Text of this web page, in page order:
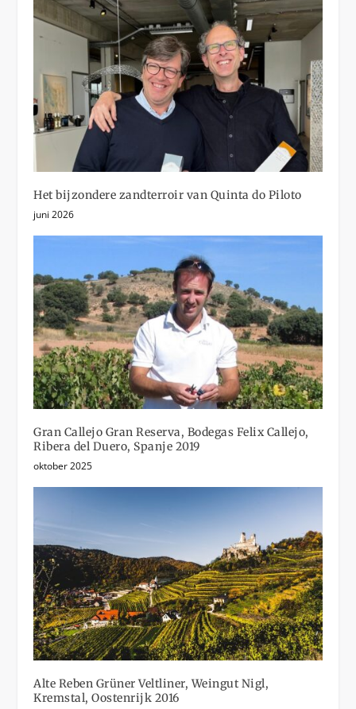
Het bijzondere zandterroir van Quinta do Piloto
juni 2026
Gran Callejo Gran Reserva, Bodegas Felix Callejo,
Ribera del Duero, Spanje 2019
oktober 2025
Alte Reben Grüner Veltliner, Weingut Nigl,
Kremstal, Oostenrijk 2016